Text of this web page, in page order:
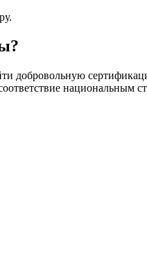
добровольную
национальным